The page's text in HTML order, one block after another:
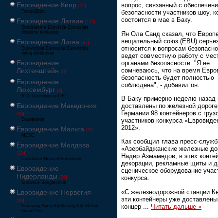
Евровидение Кипр [52]
Γιουροβίζιον
Евровидение Латвия [125]
Eirodziesma Eirovīzija Eirovīzijas
dziesmu konkurss
Евровидение Литва [65]
Eurovizijoje Eurovizija Eurovizijos
dainų konkursas
Евровидение
Лихтенштейн [6]
Евровидение
Люксембург [6]
RTL Luxembourg LSC
Евровидение Македония
[24]
Евровизија
Евровидение Мальта [51]
MESC
Евровидение Молдова
[134]
Concursul Muzical Eurovision
Евровидение
Нидерланды [26]
Eurovisie Songfestival
Евровидение Норвегия
[39]
Eurosong Sang Ryddesalg Nrk Melodi
Grand Prix
вопрос, связанный с
безопасности участников шоу,
состоится в мае в Баку.
Ян Ола Санд сказал, что
вещательный союз (EBU)
относится к вопросам
ведет совместную работу с
органами безопасности. "Я не
сомневаюсь, что на время
безопасность будет полностью
соблюдена", - добавил он.
В Баку примерно неделю назад
доставлены по железной
Германии 98 контейнеров с
участников конкурса
2012».
Как сообщил глава пресс-
«Азербайджанские железные
Надир Азмамедов, в этих
декорации, рекламные щиты и
сценическое оборудование
конкурса.
«С железнодорожной станции
эти контейнеры уже
концер
Читать дальше »